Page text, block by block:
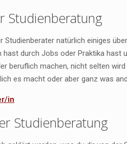
Studienberatung
Studienberater natürlich einiges
durch Jobs oder Praktika
beruflich machen, nicht selten
es macht oder aber ganz was
in
Studienberatung